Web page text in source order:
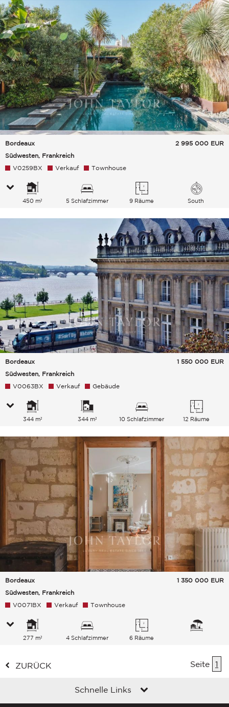
Bordeaux
Südwesten, Frankreich
2 995 000 EUR
V0259BX Verkauf Townhouse
450 m² 5 Schlafzimmer 9 Räume South
Bordeaux
Südwesten, Frankreich
1 550 000 EUR
V0063BX Verkauf Gebäude
344 m² 344 m² 10 Schlafzimmer 12 Räume
Bordeaux
Südwesten, Frankreich
1 350 000 EUR
V0071BX Verkauf Townhouse
277 m² 4 Schlafzimmer 6 Räume
ZURÜCK Seite 1
Schnelle Links